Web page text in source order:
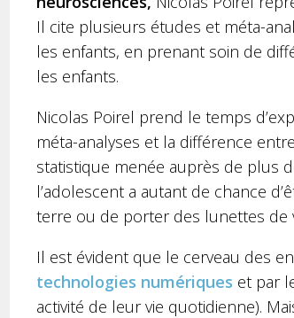
Il cite plusieurs études et méta-
les enfants, en prenant soin de
les enfants.
Nicolas Poirel prend le temps
méta-analyses et la différence entre
statistique menée auprès de plus
l’adolescent a autant de chance
terre ou de porter des lunettes de
Il est évident que le cerveau des
technologies numériques et par
activité de leur vie quotidienne).